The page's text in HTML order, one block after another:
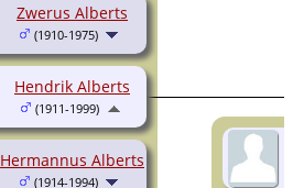
Zwerus Alberts
(1910-1975)
Hermannus Alberts
(1914-1994)
Hendrik Alberts
(1911-1999)